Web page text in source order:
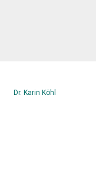
Dr. Karin Köhl